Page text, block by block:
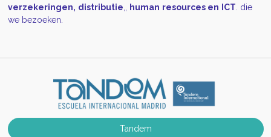
verzekeringen, distributie human resources en ICT . die
we bezoeken.
Tandem